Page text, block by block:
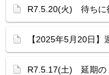
R7.5.20(火) 待ちに
【2025年5月20日】
R7.5.17(土) 延期の